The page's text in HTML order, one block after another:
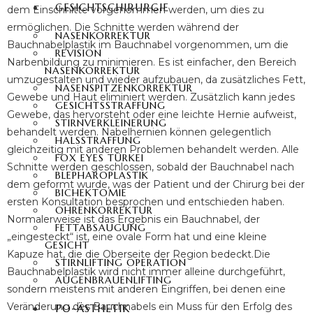
GESICHTSCHIRURGIE
NASENKORREKTUR
REVISION
NASENKORREKTUR
NASENSPITZENKORREKTUR
GESICHTSSTRAFFUNG
STIRNVERKLEINERUNG
HALSSTRAFFUNG
FOX EYES TÜRKEI
BLEPHAROPLASTIK
BICHEKTOMIE
OHRENKORREKTUR
FETTABSAUGUNG
GESICHT
STIRNLIFTING OPERATION
AUGENBRAUENLIFTING
PO-ÄSTHETIK
dem Einschnitte vorgenommen werden, um dies zu
ermöglichen. Die Schnitte werden während der
Bauchnabelplastik im Bauchnabel vorgenommen, um die
Narbenbildung zu minimieren. Es ist einfacher, den Bereich
umzugestalten und wieder aufzubauen, da zusätzliches Fett,
Gewebe und Haut eliminiert werden. Zusätzlich kann jedes
Gewebe, das hervorsteht oder eine leichte Hernie aufweist,
behandelt werden. Nabelhernien können gelegentlich
gleichzeitig mit anderen Problemen behandelt werden. Alle
Schnitte werden geschlossen, sobald der Bauchnabel nach
dem geformt wurde, was der Patient und der Chirurg bei der
ersten Konsultation besprochen und entschieden haben.
Normalerweise ist das Ergebnis ein Bauchnabel, der
„eingesteckt“ ist, eine ovale Form hat und eine kleine
Kapuze hat, die die Oberseite der Region bedeckt. Die
Bauchnabelplastik wird nicht immer alleine durchgeführt,
sondern meistens mit anderen Eingriffen, bei denen eine
Veränderung des Bauchnabels ein Muss für den Erfolg des